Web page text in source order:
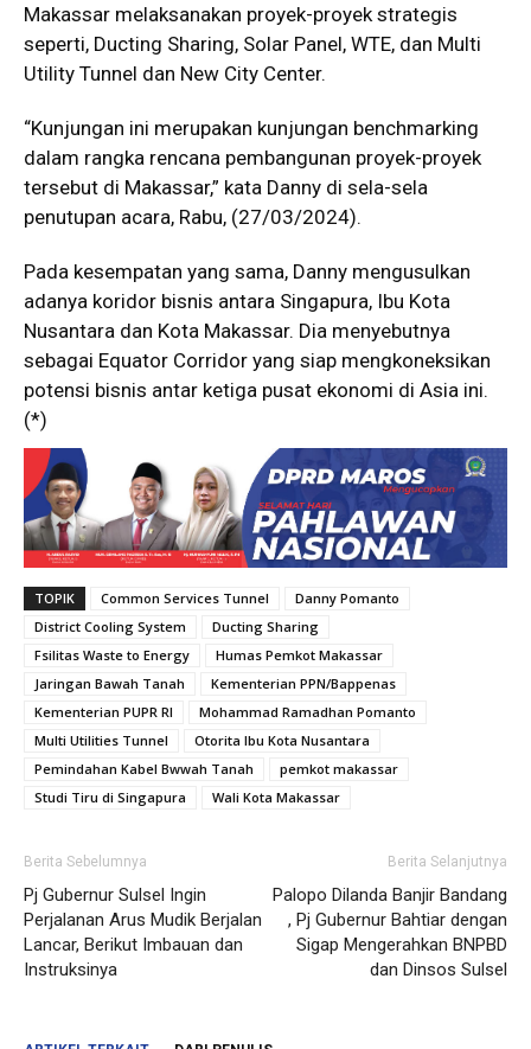
Makassar melaksanakan proyek-proyek strategis
seperti, Ducting Sharing, Solar Panel, WTE, dan Multi
Utility Tunnel dan New City Center.
“Kunjungan ini merupakan kunjungan benchmarking
dalam rangka rencana pembangunan proyek-proyek
tersebut di Makassar,” kata Danny di sela-sela
penutupan acara, Rabu, (27/03/2024).
Pada kesempatan yang sama, Danny mengusulkan
adanya koridor bisnis antara Singapura, Ibu Kota
Nusantara dan Kota Makassar. Dia menyebutnya
sebagai Equator Corridor yang siap mengkoneksikan
potensi bisnis antar ketiga pusat ekonomi di Asia ini.
(*)
TOPIK Common Services Tunnel
Danny Pomanto
District Cooling System
Ducting Sharing
Fsilitas Waste to Energy
Humas Pemkot Makassar
Jaringan Bawah Tanah
Kementerian PPN/Bappenas
Kementerian PUPR RI
Mohammad Ramadhan Pomanto
Multi Utilities Tunnel
Otorita Ibu Kota Nusantara
Pemindahan Kabel Bwwah Tanah
pemkot makassar
Studi Tiru di Singapura
Wali Kota Makassar
Berita Sebelumnya
Pj Gubernur Sulsel Ingin
Perjalanan Arus Mudik Berjalan
Lancar, Berikut Imbauan dan
Instruksinya
Berita Selanjutnya
Palopo Dilanda Banjir Bandang
, Pj Gubernur Bahtiar dengan
Sigap Mengerahkan BNPBD
dan Dinsos Sulsel